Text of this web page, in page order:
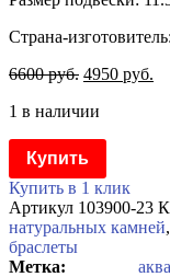
Страна-
6600руб. 4950 руб.
1 в наличии
Купить
Купить в 1 клик
Артикул 103900-23
натуральных камней,
браслеты